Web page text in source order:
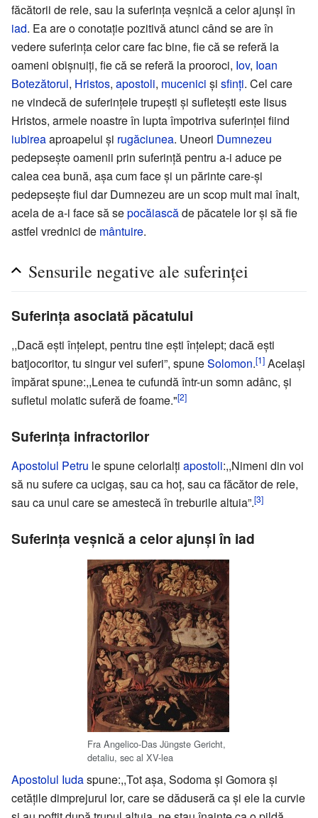
făcătorii de rele, sau la suferinţa veşnică a celor ajunşi în
iad. Ea are o conotaţie pozitivă atunci când se are în
vedere suferinţa celor care fac bine, fie că se referă la
oameni obişnuiţi, fie că se referă la prooroci, Iov, Ioan
Botezătorul, Hristos, apostoli, mucenici şi sfinţi. Cel care
ne vindecă de suferinţele trupeşti şi sufleteşti este Iisus
Hristos, armele noastre în lupta împotriva suferinţei fiind
iubireaaproapelui şi rugăciunea. Uneori Dumnezeu
pedepseşte oamenii prin suferinţă pentru a-i aduce pe
calea cea bună, aşa cum face şi un părinte care-şi
pedepseşte fiul dar Dumnezeu are un scop mult mai înalt,
acela de a-i face să sepocăiascăde păcatele lor şi să fie
astfel vrednici de mântuire.
Sensurile negative ale suferinţei
Suferinţa asociată păcatului
,,Dacă eşti înţelept, pentru tine eşti înţelept; dacă eşti
batjocoritor, tu singur vei suferi”, spuneSolomon.[1] Acelaşi
împărat spune:,,Lenea te cufundă într-un somn adânc, şi
sufletul molatic suferă de foame."[2]
Suferinţa infractorilor
Apostolul Petru le spune celorlalţi apostoli:,,Nimeni din voi
să nu sufere ca ucigaş, sau ca hoţ, sau ca făcător de rele,
sau ca unul care se amestecă în treburile altuia”.[3]
Suferinţa veşnică a celor ajunşi în iad
Fra Angelico-Das Jüngste Gericht,
detaliu, sec al XV-lea
Apostolul Iudaspune:,,Tot aşa, Sodoma şi Gomora şi
cetăţile dimprejurul lor, care se dăduseră ca şi ele la curvie